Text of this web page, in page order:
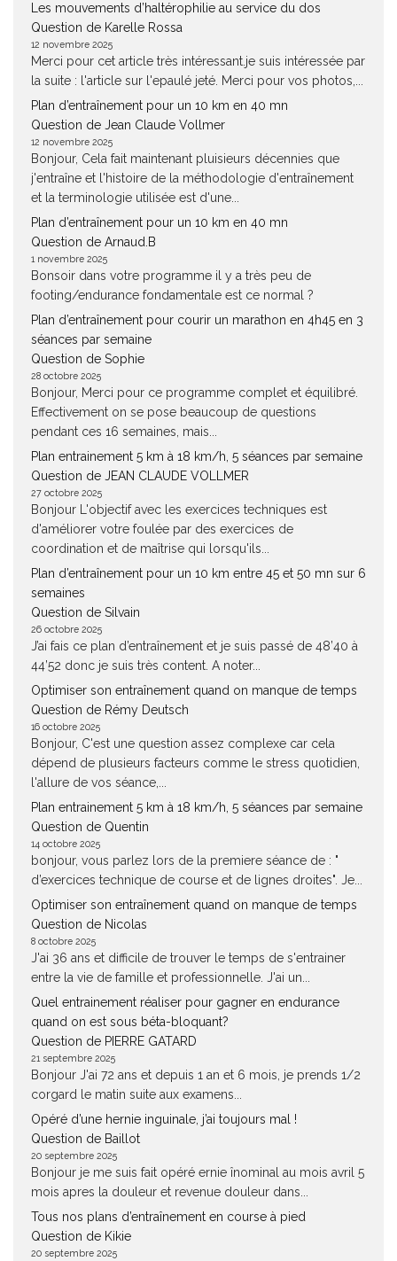
Les mouvements d’haltérophilie au service du dos
Question de Karelle Rossa
12 novembre 2025
Merci pour cet article très intéressant.je suis intéressée par
la suite : l'article sur l'epaulé jeté. Merci pour vos photos,...
Plan d’entraînement pour un 10 km en 40 mn
Question de Jean Claude Vollmer
12 novembre 2025
Bonjour, Cela fait maintenant pluisieurs décennies que
j'entraîne et l'histoire de la méthodologie d'entraînement
et la terminologie utilisée est d'une...
Plan d’entraînement pour un 10 km en 40 mn
Question de Arnaud.B
1 novembre 2025
Bonsoir dans votre programme il y a très peu de
footing/endurance fondamentale est ce normal ?
Plan d’entraînement pour courir un marathon en 4h45 en 3
séances par semaine
Question de Sophie
28 octobre 2025
Bonjour, Merci pour ce programme complet et équilibré.
Effectivement on se pose beaucoup de questions
pendant ces 16 semaines, mais...
Plan entrainement 5 km à 18 km/h, 5 séances par semaine
Question de JEAN CLAUDE VOLLMER
27 octobre 2025
Bonjour L'objectif avec les exercices techniques est
d'améliorer votre foulée par des exercices de
coordination et de maîtrise qui lorsqu'ils...
Plan d’entraînement pour un 10 km entre 45 et 50 mn sur 6
semaines
Question de Silvain
26 octobre 2025
J’ai fais ce plan d’entraînement et je suis passé de 48’40 à
44’52 donc je suis très content. A noter...
Optimiser son entraînement quand on manque de temps
Question de Rémy Deutsch
16 octobre 2025
Bonjour, C'est une question assez complexe car cela
dépend de plusieurs facteurs comme le stress quotidien,
l'allure de vos séance,...
Plan entrainement 5 km à 18 km/h, 5 séances par semaine
Question de Quentin
14 octobre 2025
bonjour, vous parlez lors de la premiere séance de : "
d’exercices technique de course et de lignes droites". Je...
Optimiser son entraînement quand on manque de temps
Question de Nicolas
8 octobre 2025
J'ai 36 ans et difficile de trouver le temps de s'entrainer
entre la vie de famille et professionnelle. J'ai un...
Quel entrainement réaliser pour gagner en endurance
quand on est sous béta-bloquant?
Question de PIERRE GATARD
21 septembre 2025
Bonjour J'ai 72 ans et depuis 1 an et 6 mois, je prends 1/2
corgard le matin suite aux examens...
Opéré d’une hernie inguinale, j’ai toujours mal !
Question de Baillot
20 septembre 2025
Bonjour je me suis fait opéré ernie înominal au mois avril 5
mois apres la douleur et revenue douleur dans...
Tous nos plans d’entraînement en course à pied
Question de Kikie
20 septembre 2025